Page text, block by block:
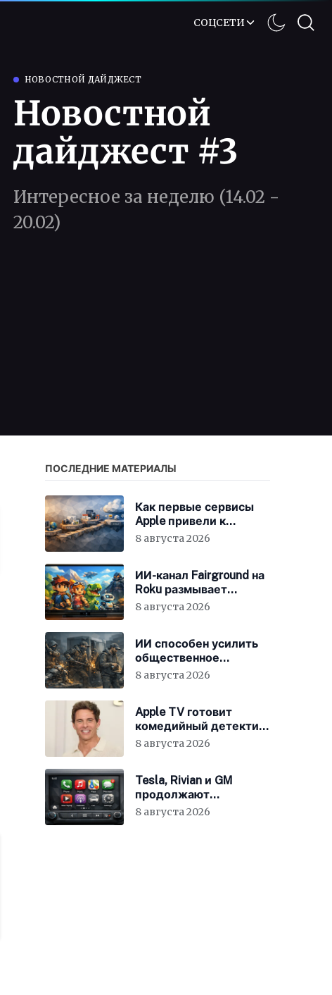
СОЦСЕТИ
НОВОСТНОЙ ДАЙДЖЕСТ
Новостной
дайджест #3
Интересное за неделю (14.02 -
20.02)
ПОСЛЕДНИЕ МАТЕРИАЛЫ
Как первые сервисы
Apple привели к
появлению iCloud
8 августа 2026
ИИ-канал Fairground на
Roku размывает
стандарты стриминга
8 августа 2026
ИИ способен усилить
общественное
недовольство во всём
8 августа 2026
Apple TV готовит
комедийный детектив
с Джеймсом
8 августа 2026
Tesla, Rivian и GM
продолжают
отказываться от
8 августа 2026